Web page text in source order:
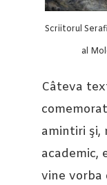
Scriitorul
al
Câteva
amintiri şi,
academic,
vine vorba